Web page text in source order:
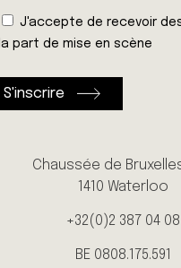
J'accepte de recevoir
la part de mise en scène
Chaussée de
1410 Waterloo
+32(0)2 387 04 08
BE 0808.175.591